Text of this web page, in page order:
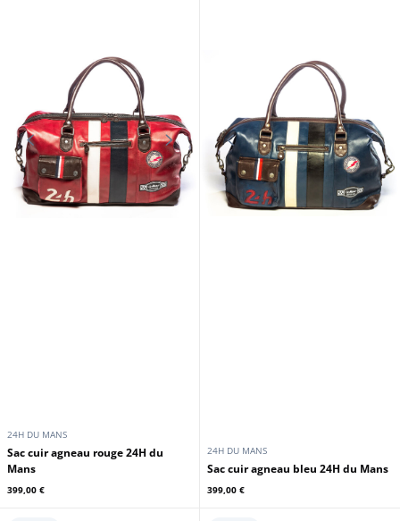
24H DU MANS
Sac cuir agneau rouge 24H du
Mans
399,00 €
24H DU MANS
Sac cuir agneau bleu 24H du Mans
399,00 €